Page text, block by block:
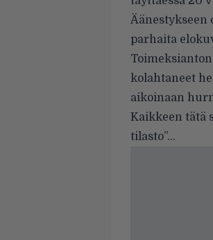
Äänestykseen
parhaita
kolahtaneet
aikoinaan
Kaikkeen tätä
tilasto”…